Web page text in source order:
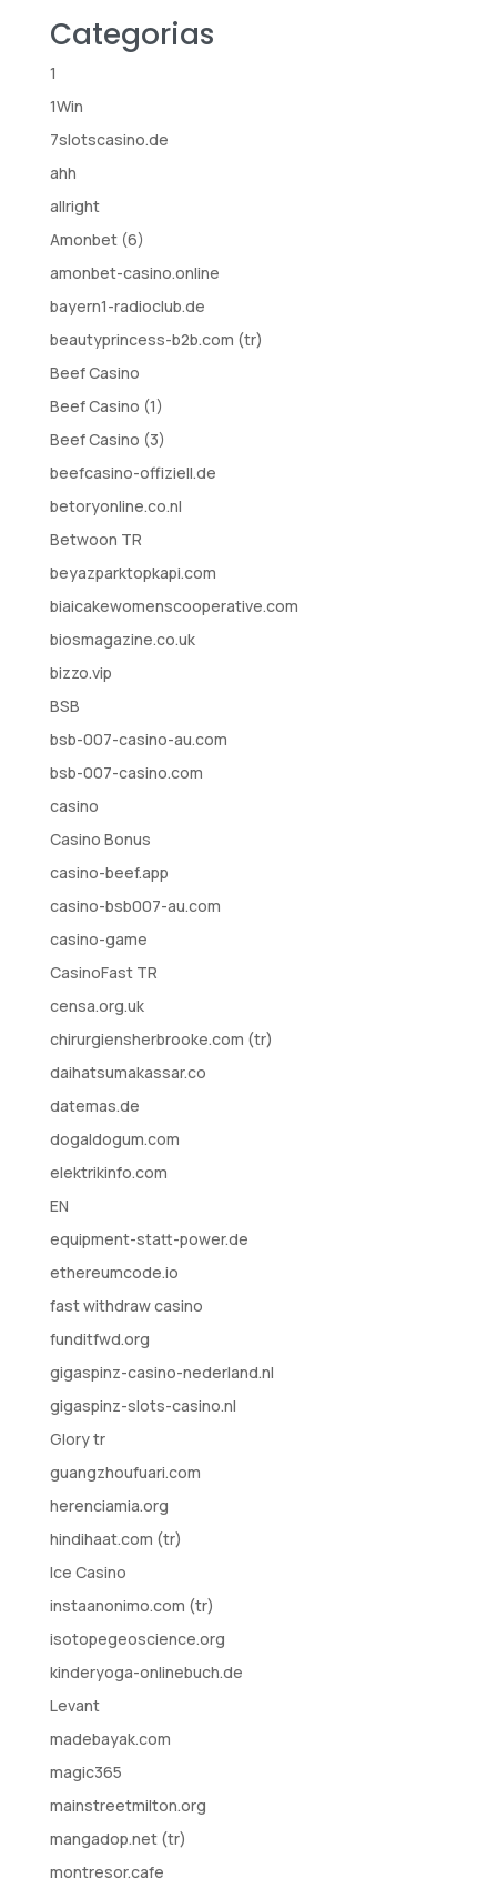
Categorias
1
1Win
7slotscasino.de
ahh
allright
Amonbet (6)
amonbet-casino.online
bayern1-radioclub.de
beautyprincess-b2b.com (tr)
Beef Casino
Beef Casino (1)
Beef Casino (3)
beefcasino-offiziell.de
betoryonline.co.nl
Betwoon TR
beyazparktopkapi.com
biaicakewomenscooperative.com
biosmagazine.co.uk
bizzo.vip
BSB
bsb-007-casino-au.com
bsb-007-casino.com
casino
Casino Bonus
casino-beef.app
casino-bsb007-au.com
casino-game
CasinoFast TR
censa.org.uk
chirurgiensherbrooke.com (tr)
daihatsumakassar.co
datemas.de
dogaldogum.com
elektrikinfo.com
EN
equipment-statt-power.de
ethereumcode.io
fast withdraw casino
funditfwd.org
gigaspinz-casino-nederland.nl
gigaspinz-slots-casino.nl
Glory tr
guangzhoufuari.com
herenciamia.org
hindihaat.com (tr)
Ice Casino
instaanonimo.com (tr)
isotopegeoscience.org
kinderyoga-onlinebuch.de
Levant
madebayak.com
magic365
mainstreetmilton.org
mangadop.net (tr)
montresor.cafe